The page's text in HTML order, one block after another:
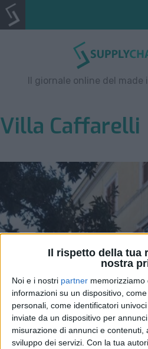
Il rispetto della tua
nostra
Noi e i nostri partner memorizziamo
informazioni su un dispositivo,
personali, come identificatori
inviate da un dispositivo per
misurazione di annunci e contenuti,
sviluppo dei servizi. Con la tua
Il giornale online del made
Villa Caffarelli